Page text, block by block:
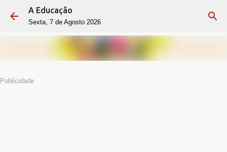
Avançar para o conteúdo principal
A Educação
Sexta, 7 de Agosto 2026
Publicidade